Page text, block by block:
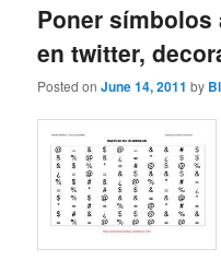
Poner símbolos
en twitter,
Posted onJune 14, 2011 by